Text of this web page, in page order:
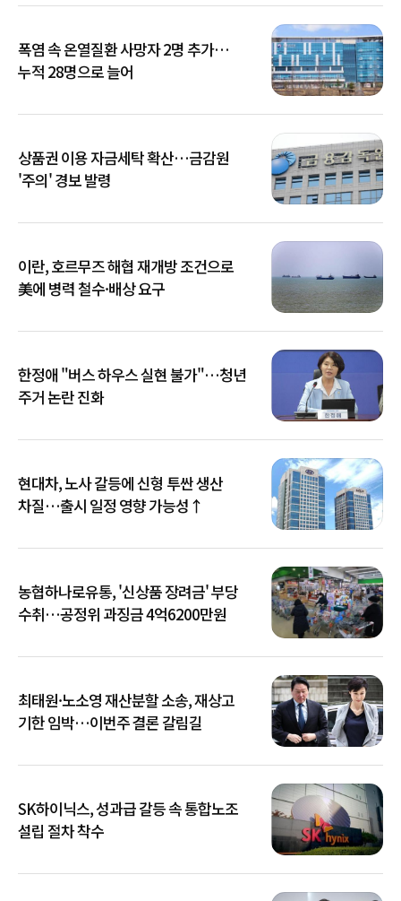
폭염 속 온열질환 사망자 2명 추가…
누적 28명으로 늘어
상품권 이용 자금세탁 확산…금감원
'주의' 경보 발령
이란, 호르무즈 해협 재개방 조건으로
美에 병력 철수·배상 요구
한정애 "버스 하우스 실현 불가"…청년
주거 논란 진화
현대차, 노사 갈등에 신형 투싼 생산
차질…출시 일정 영향 가능성↑
농협하나로유통, '신상품 장려금' 부당
수취…공정위 과징금 4억6200만원
최태원·노소영 재산분할 소송, 재상고
기한 임박…이번주 결론 갈림길
SK하이닉스, 성과급 갈등 속 통합노조
설립 절차 착수